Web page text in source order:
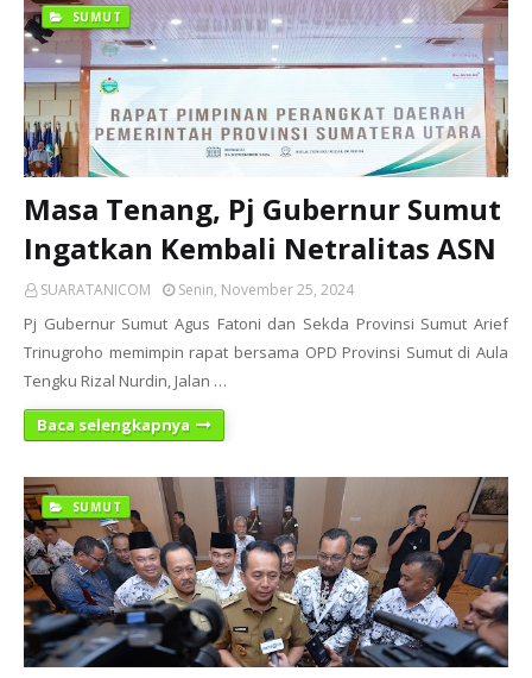
SUMUT
Masa Tenang, Pj Gubernur Sumut
Ingatkan Kembali Netralitas ASN
SUARATANICOM Senin, November 25, 2024
Pj Gubernur Sumut Agus Fatoni dan Sekda Provinsi Sumut Arief
Trinugroho memimpin rapat bersama OPD Provinsi Sumut di Aula
Tengku Rizal Nurdin, Jalan …
Baca selengkapnya
SUMUT